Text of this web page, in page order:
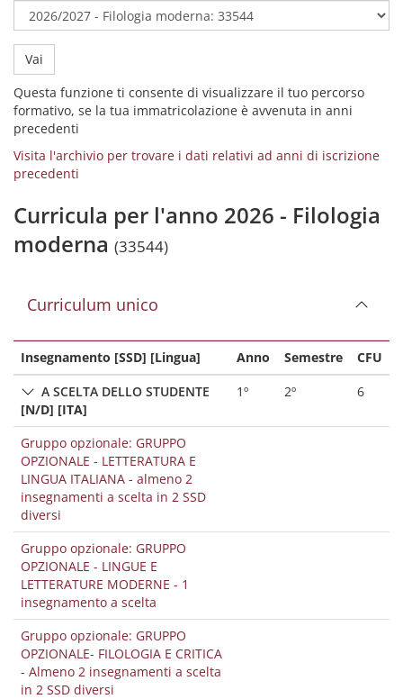
Vai
Questa funzione ti consente di visualizzare il tuo percorso
formativo, se la tua immatricolazione è avvenuta in anni
precedenti
Visita l'archivio per trovare i dati relativi ad anni di iscrizione
precedenti
Curricula per l'anno 2026 - Filologia
moderna (33544)
Curriculum unico
Insegnamento [SSD] [Lingua] Anno Semestre
CFU
A SCELTA DELLO STUDENTE
[N/D] [ITA]
1º 2º 6
Gruppo opzionale: GRUPPO
OPZIONALE - LETTERATURA E
LINGUA ITALIANA - almeno 2
insegnamenti a scelta in 2 SSD
diversi
Gruppo opzionale: GRUPPO
OPZIONALE - LINGUE E
LETTERATURE MODERNE - 1
insegnamento a scelta
Gruppo opzionale: GRUPPO
OPZIONALE- FILOLOGIA E CRITICA
- Almeno 2 insegnamenti a scelta
in 2 SSD diversi